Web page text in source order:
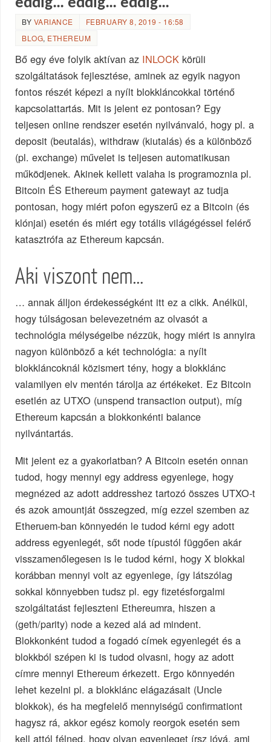
eddig… eddig… eddig…
BY VARIANCE
FEBRUARY 8, 2019 - 16:58
BLOG, ETHEREUM
Bő egy éve folyik aktívan az INLOCK körüli
szolgáltatások fejlesztése, aminek az egyik nagyon
fontos részét képezi a nyílt blokkláncokkal történő
kapcsolattartás. Mit is jelent ez pontosan? Egy
teljesen online rendszer esetén nyilvánvaló, hogy pl. a
deposit (beutalás), withdraw (kiutalás) és a különböző
(pl. exchange) művelet is teljesen automatikusan
működjenek. Akinek kellett valaha is programoznia pl.
Bitcoin ÉS Ethereum payment gatewayt az tudja
pontosan, hogy miért pofon egyszerű ez a Bitcoin (és
klónjai) esetén és miért egy totális világégéssel felérő
katasztrófa az Ethereum kapcsán.
Aki viszont nem…
… annak álljon érdekességként itt ez a cikk. Anélkül,
hogy túlságosan belevezetném az olvasót a
technológia mélységeibe nézzük, hogy miért is annyira
nagyon különböző a két technológia: a nyílt
blokkláncoknál közismert tény, hogy a blokklánc
valamilyen elv mentén tárolja az értékeket. Ez Bitcoin
esetlén az UTXO (unspend transaction output), míg
Ethereum kapcsán a blokkonkénti balance
nyilvántartás.
Mit jelent ez a gyakorlatban? A Bitcoin esetén onnan
tudod, hogy mennyi egy address egyenlege, hogy
megnézed az adott addresshez tartozó összes UTXO-t
és azok amountját összegzed, míg ezzel szemben az
Etheruem-ban könnyedén le tudod kérni egy adott
address egyenlegét, sőt node típustól függően akár
visszamenőlegesen is le tudod kérni, hogy X blokkal
korábban mennyi volt az egyenlege, így látszólag
sokkal könnyebben tudsz pl. egy fizetésforgalmi
szolgáltatást fejleszteni Ethereumra, hiszen a
(geth/parity) node a kezed alá ad mindent.
Blokkonként tudod a fogadó címek egyenlegét és a
blokkból szépen ki is tudod olvasni, hogy az adott
címre mennyi Ethereum érkezett. Ergo könnyedén
lehet kezelni pl. a blokklánc elágazásait (Uncle
blokkok), és ha megfelelő mennyiségű confirmationt
hagysz rá, akkor egész komoly reorgok esetén sem
kell attól félned, hogy olyan egyenleget írsz jóvá, ami